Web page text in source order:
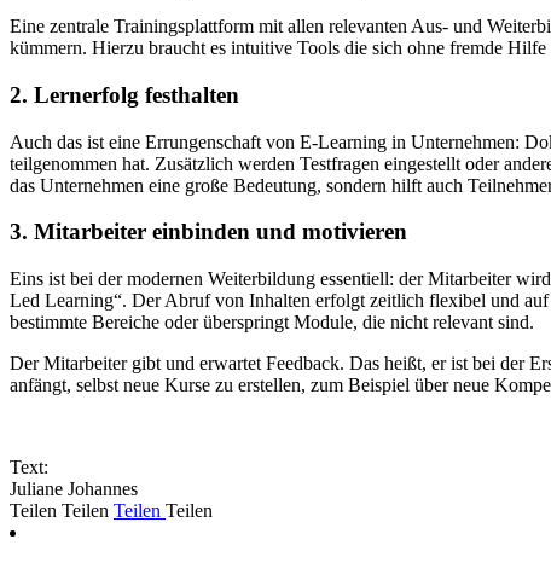
Eine zentrale Trainingsplattform mit allen relevanten Aus- und
kümmern. Hierzu braucht es intuitive Tools die sich ohne fremde
2. Lernerfolg festhalten
Auch das ist eine Errungenschaft von E-Learning in Unternehmen:
teilgenommen hat. Zusätzlich werden Testfragen eingestellt oder
das Unternehmen eine große Bedeutung, sondern hilft auch
3. Mitarbeiter einbinden und motivieren
Eins ist bei der modernen Weiterbildung essentiell: der Mitarbeiter
Led Learning“. Der Abruf von Inhalten erfolgt zeitlich flexibel und
bestimmte Bereiche oder überspringt Module, die nicht relevant sind.
Der Mitarbeiter gibt und erwartet Feedback. Das heißt, er ist bei der
anfängt, selbst neue Kurse zu erstellen, zum Beispiel über neue
Text:
Juliane Johannes
Teilen Teilen Teilen Teilen